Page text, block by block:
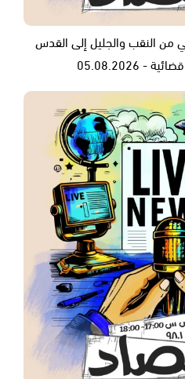
من النقب والجليل إلى القدس